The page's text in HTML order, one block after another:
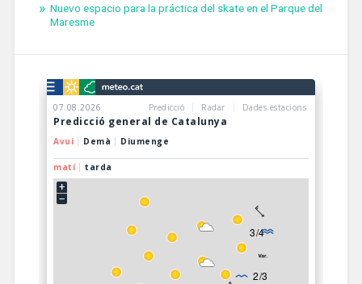
Nuevo espacio para la práctica del skate en el Parque del
Maresme